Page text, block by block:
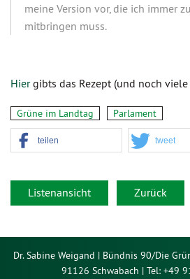
meine Version vor, die ich immer
mitbringen muss.
Hiergibts das Rezept (und noch viele
Grüne im Landtag Parlament
teilen tweet
Listenansicht Zurück
Dr. Sabine Weigand | Bündnis 90/Die
91126 Schwabach | Tel: +49